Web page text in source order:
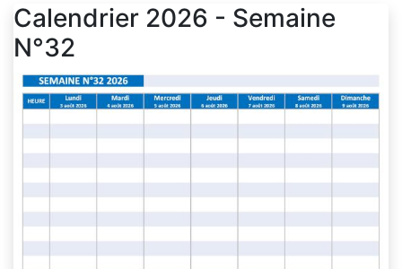
Calendrier 2026 - Semaine
N°32